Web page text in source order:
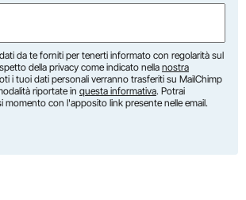
da te forniti per tenerti informato con regolarità sul
della privacy come indicato nella nostra
i tuoi dati personali verranno trasferiti su MailChimp
riportate in questa informativa. Potrai
momento con l'apposito link presente nelle email.